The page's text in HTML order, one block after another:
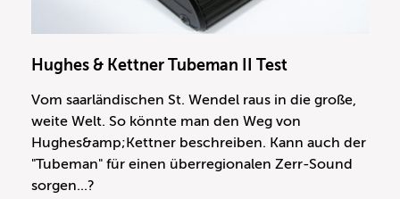
Hughes & Kettner Tubeman II Test
Vom saarländischen St. Wendel raus in die große,
weite Welt. So könnte man den Weg von
Hughes&amp;Kettner beschreiben. Kann auch der
"Tubeman" für einen überregionalen Zerr-Sound
sorgen...?